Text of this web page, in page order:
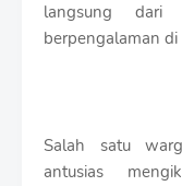
langsung dari
berpengalaman
Salah satu
antusias